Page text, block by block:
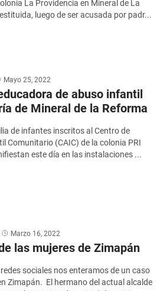
La Providencia en Mineral de La
luego de ser acusada por padr...
Mayo 25, 2022
de abuso infantil
de Mineral de la Reforma
de infantes inscritos al Centro de
Comunitario (CAIC) de la colonia PRI
este día en las instalaciones ...
Marzo 16, 2022
las mujeres de Zimapán
sociales nos enteramos de un caso
Zimapán. El hermano del actual alcalde